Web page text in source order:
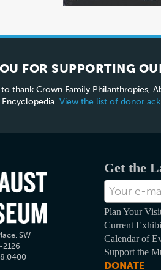
FOR SUPPORTING
thank Crown Family Philanthropies,
View the list of donor
SW
Get the
メ
ー
ル
Plan Your
Current
Calendar of
Support the
DONATE